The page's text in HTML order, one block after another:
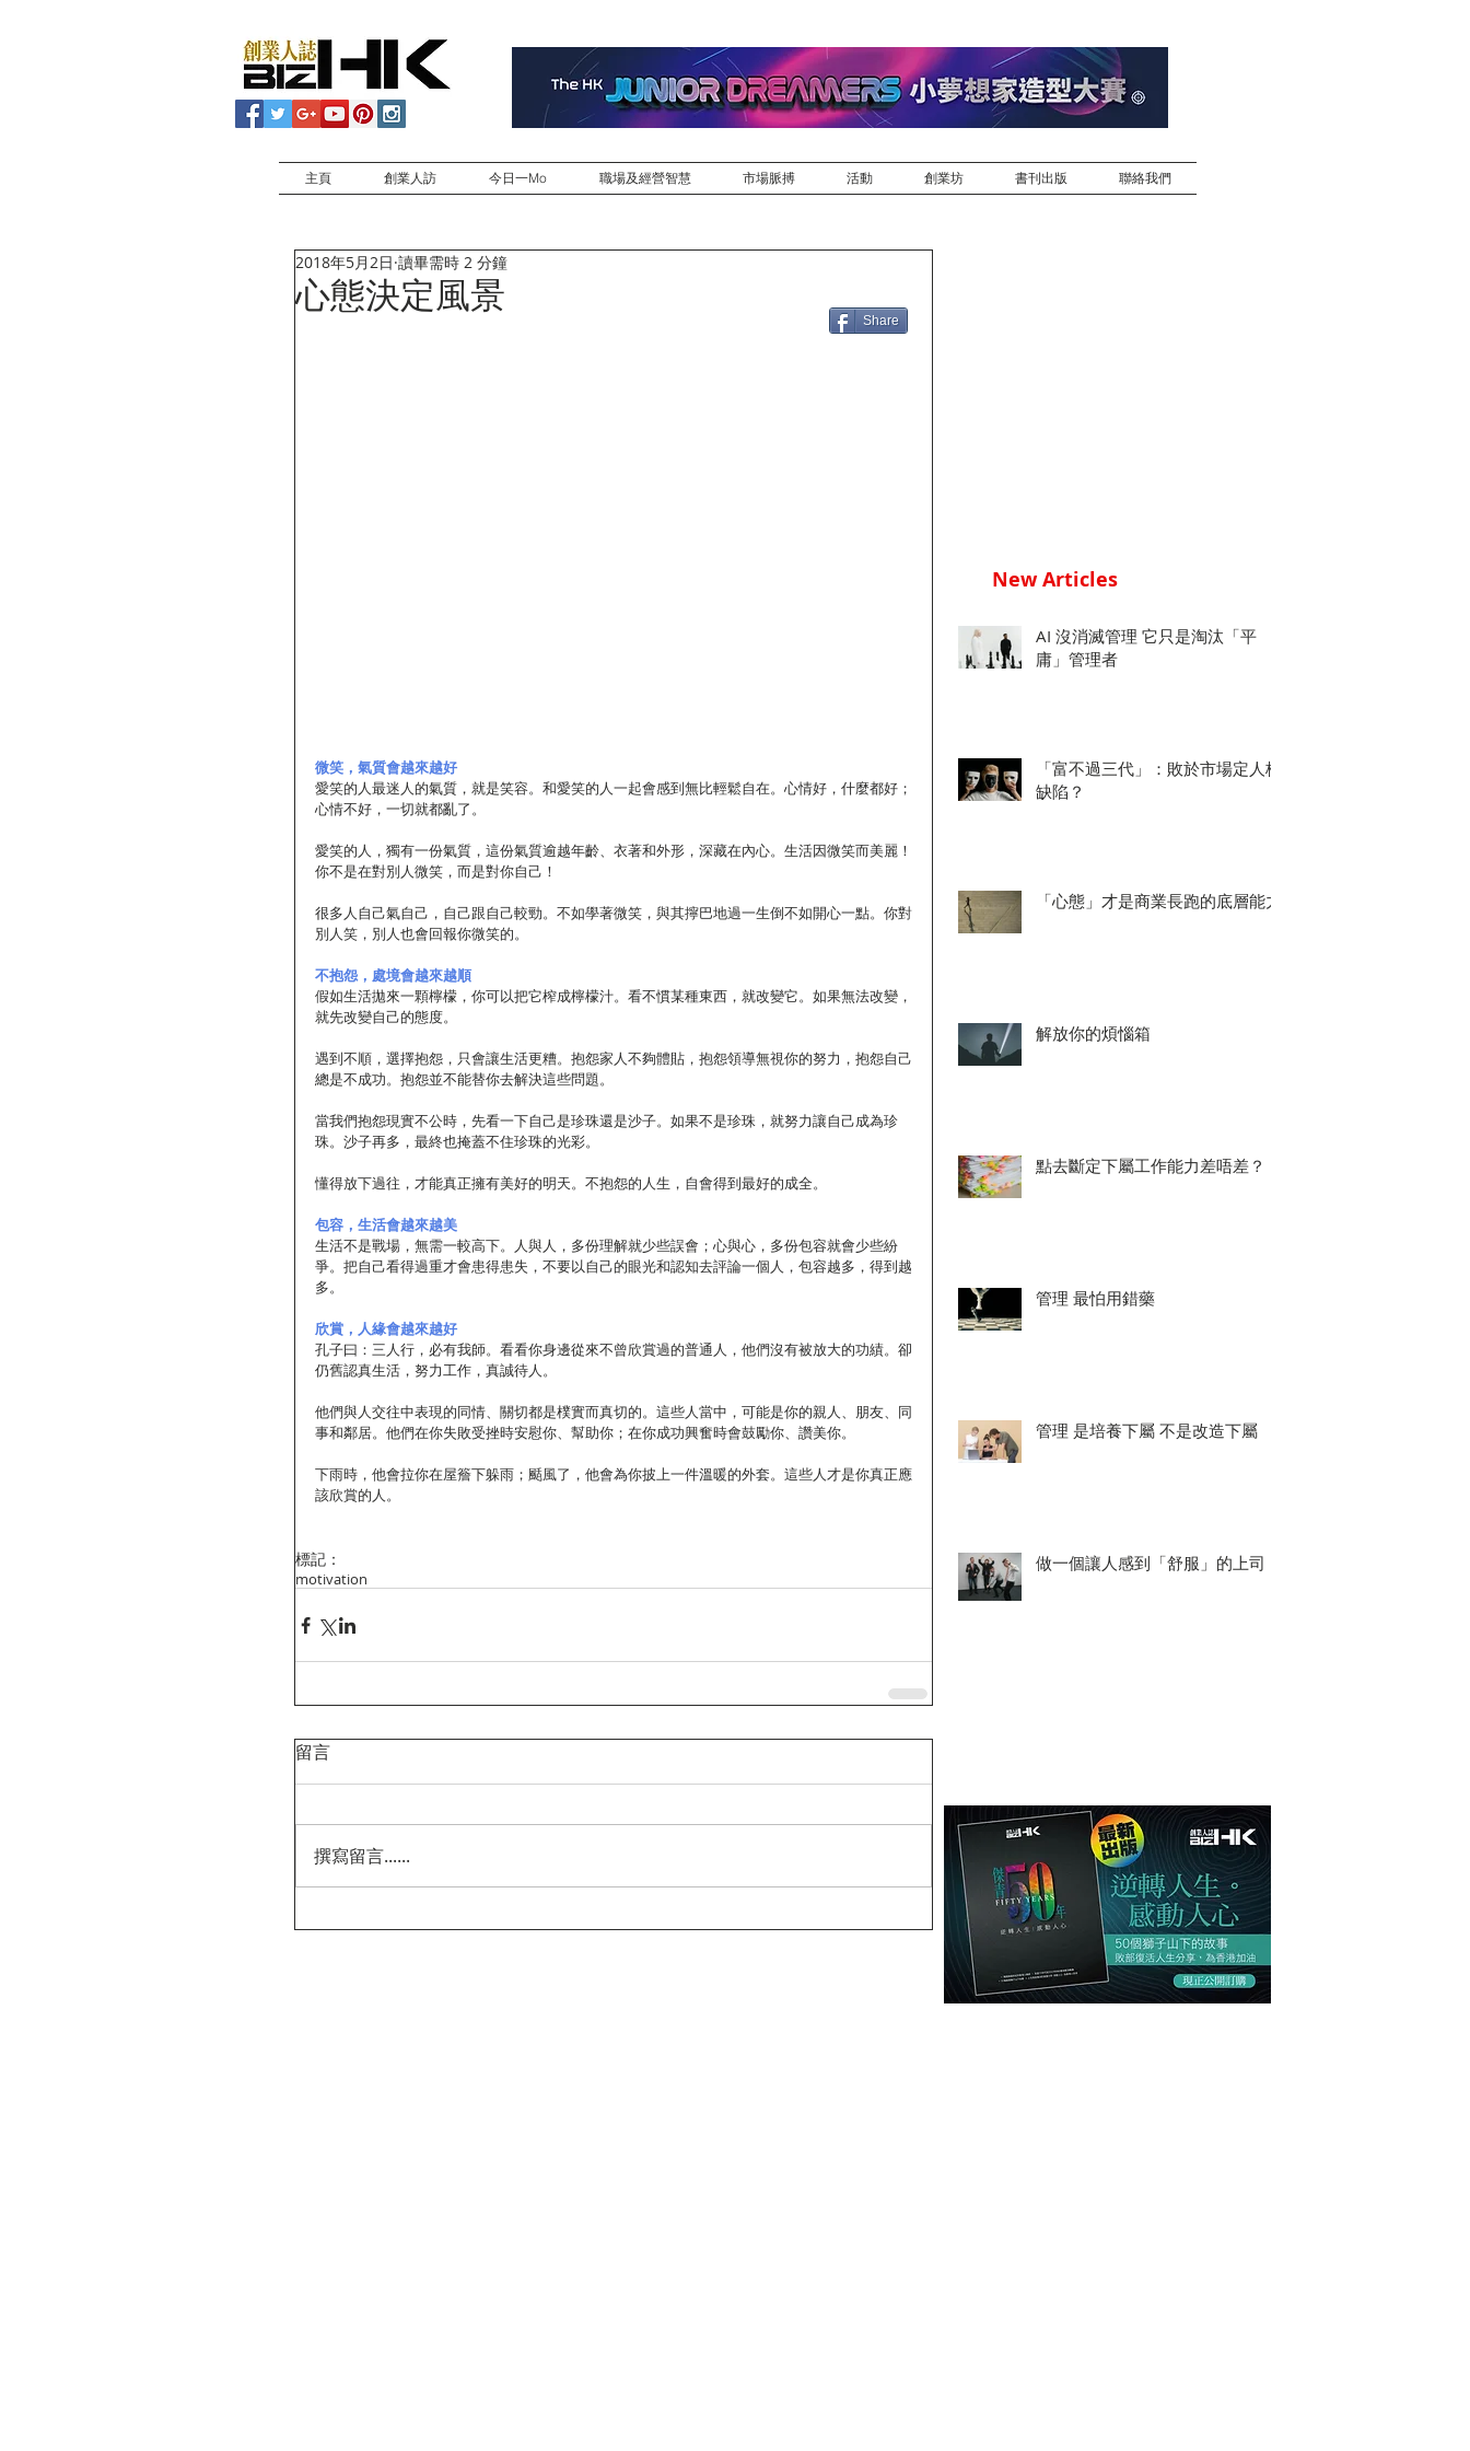
主頁 創業人訪 今日一Mo 職場及經營智慧 市場脈搏 活動 創業坊 書刊出版 聯絡我們
心態決定風景
2018年5月2日 讀畢需時 2 分鐘
微笑，氣質會越來越好
愛笑的人最迷人的氣質，就是笑容。和愛笑的人一起會感到無比輕鬆自在。心情好，什麼都好；
心情不好，一切就都亂了。
愛笑的人，獨有一份氣質，這份氣質逾越年齡、衣著和外形，深藏在內心。生活因微笑而美麗！
你不是在對別人微笑，而是對你自己！
很多人自己氣自己，自己跟自己較勁。不如學著微笑，與其擰巴地過一生倒不如開心一點。你對
別人笑，別人也會回報你微笑的。
不抱怨，處境會越來越順
假如生活拋來一顆檸檬，你可以把它榨成檸檬汁。看不慣某種東西，就改變它。如果無法改變，
就先改變自己的態度。
遇到不順，選擇抱怨，只會讓生活更糟。抱怨家人不夠體貼，抱怨領導無視你的努力，抱怨自己
總是不成功。抱怨並不能替你去解決這些問題。
當我們抱怨現實不公時，先看一下自己是珍珠還是沙子。如果不是珍珠，就努力讓自己成為珍
珠。沙子再多，最終也掩蓋不住珍珠的光彩。
懂得放下過往，才能真正擁有美好的明天。不抱怨的人生，自會得到最好的成全。
包容，生活會越來越美
生活不是戰場，無需一較高下。人與人，多份理解就少些誤會；心與心，多份包容就會少些紛
爭。把自己看得過重才會患得患失，不要以自己的眼光和認知去評論一個人，包容越多，得到越
多。
欣賞，人緣會越來越好
孔子曰：三人行，必有我師。看看你身邊從來不曾欣賞過的普通人，他們沒有被放大的功績。卻
仍舊認真生活，努力工作，真誠待人。
他們與人交往中表現的同情、關切都是樸實而真切的。這些人當中，可能是你的親人、朋友、同
事和鄰居。他們在你失敗受挫時安慰你、幫助你；在你成功興奮時會鼓勵你、讚美你。
下雨時，他會拉你在屋簷下躲雨；颳風了，他會為你披上一件溫暖的外套。這些人才是你真正應
該欣賞的人。
標記：
motivation
留言
撰寫留言......
Share
New Articles
AI 沒消滅管理 它只是淘汰「平
庸」管理者
「富不過三代」：敗於市場定人格
缺陷？
「心態」才是商業長跑的底層能力
解放你的煩惱箱
點去斷定下屬工作能力差唔差？
管理 最怕用錯藥
管理 是培養下屬 不是改造下屬
做一個讓人感到「舒服」的上司